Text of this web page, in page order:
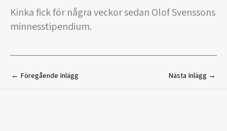
Kinka fick för några veckor sedan Olof Svenssons
minnesstipendium.
← Föregående Inlägg Nästa Inlägg →